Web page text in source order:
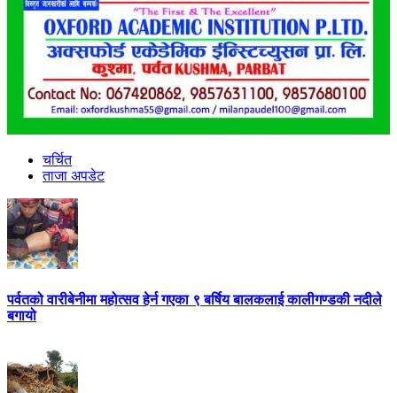
चर्चित
ताजा अपडेट
पर्वतको वारीबेनीमा महोत्सव हेर्न गएका ९ बर्षिय बालकलाई कालीगण्डकी नदीले
बगायो